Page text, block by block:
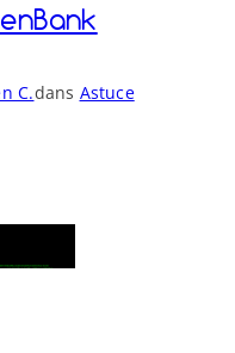
C.dans Astuce